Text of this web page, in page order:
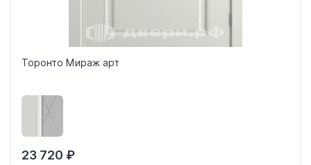
Торонто Мираж арт
23 720 ₽